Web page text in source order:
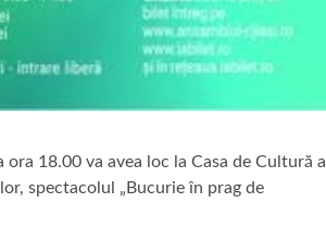
18.00 va avea loc la Casa de Cultură a
spectacolul „Bucurie în prag de